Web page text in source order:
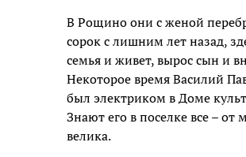
В Рощино они с женой
сорок с лишним лет назад,
семья и живет, вырос сын и
Некоторое время Василий
был электриком в Доме
Знают его в поселке все – от
велика.